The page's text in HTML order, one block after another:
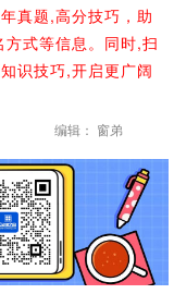
真题,高分技巧，助
式等信息。同时,扫
识技巧,开启更广阔
编辑： 窗弟